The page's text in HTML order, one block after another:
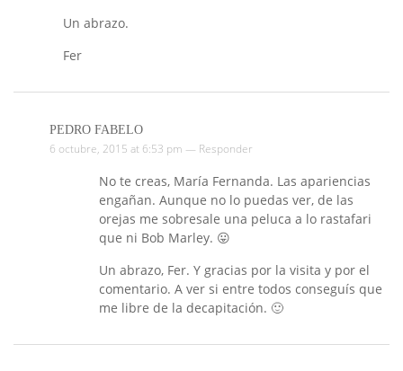
Un abrazo.
Fer
PEDRO FABELO
6 octubre, 2015 at 6:53 pm — Responder
No te creas, María Fernanda. Las apariencias
engañan. Aunque no lo puedas ver, de las
orejas me sobresale una peluca a lo rastafari
que ni Bob Marley. 😛
Un abrazo, Fer. Y gracias por la visita y por el
comentario. A ver si entre todos conseguís que
me libre de la decapitación. 🙂